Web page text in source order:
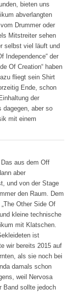
bieten uns
abverlangten
Drummer oder
Mitstreiter sehen
selbst viel läuft und
Independence“ der
Of Creation“ haben
fliegt sein Shirt
Ende, schon
der
dagegen, aber so
mit einem
aus dem Off
aber
und von der Stage
den Raum. Dem
Other Side Of
kleine technische
mit Klatschen.
ist
wir bereits 2015 auf
als sie noch bei
damals schon
weil Nervosa
Band sollte jedoch